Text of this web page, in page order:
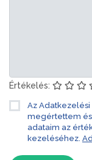
Értékelés:
Az
megértettem
adataim az
kezeléséhez.